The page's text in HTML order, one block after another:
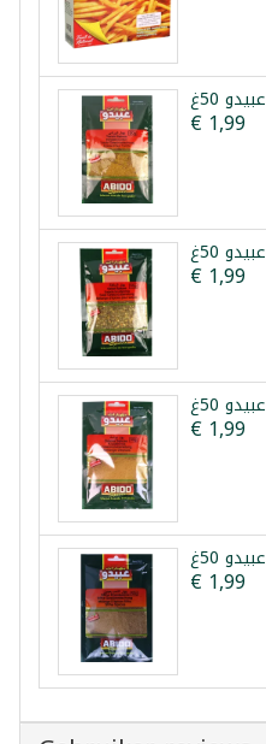
50غ
€ 1,99
50غ
€ 1,99
50غ
€ 1,99
50غ
€ 1,99